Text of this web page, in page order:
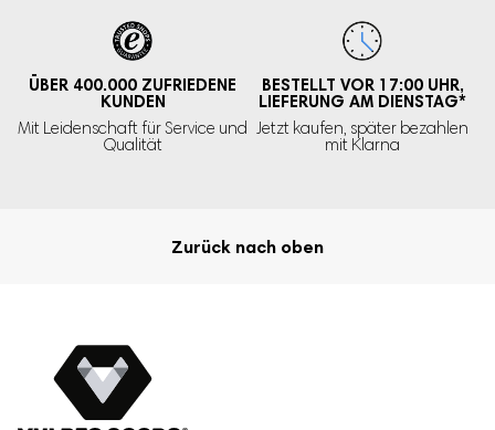
ÜBER 400.000 ZUFRIEDENE
KUNDEN
Mit Leidenschaft für Service und
Qualität
BESTELLT VOR 17:00 UHR,
LIEFERUNG AM DIENSTAG*
Jetzt kaufen, später bezahlen
mit Klarna
Zurück nach oben